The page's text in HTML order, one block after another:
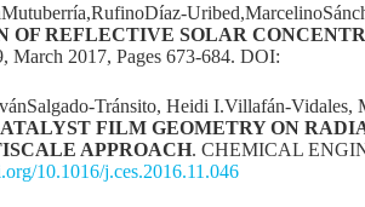
OF REFLECTIVE SOLAR
March 2017, Pages 673-684. DOI:
Tránsito, Heidi I.Villafán-Vidales,
FILM GEOMETRY ON
APPROACH. CHEMICAL
10.1016/j.ces.2016.11.046